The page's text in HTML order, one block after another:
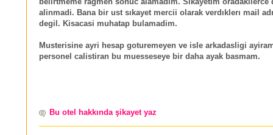
alinmadi. Bana bir ust sıkayet mercii olarak verdıklerı mail
degil. Kisacasi muhatap bulamadim.
Musterisine ayri hesap goturemeyen ve isle arkadasligi
personel calistiran bu muesseseye bir daha ayak basmam.
Bu otel hakkında şikayet yaz